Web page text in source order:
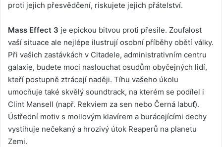
proti jejich přesvědčení, riskujete jejich přátelství.
Mass Effect 3 je epickou bitvou proti přesile. Zoufalost
vaší situace ale nejlépe ilustrují osobní příběhy obětí války.
Při vašich zastávkách v Citadele, administrativním centru
galaxie, budete moci naslouchat osudům obyčejných lidí,
kteří postupně ztrácejí naději. Tíhu vašeho úkolu
umocňuje také skvělý soundtrack, na kterém se podílel i
Clint Mansell (např. Rekviem za sen nebo Černá labuť).
Ústřední motiv s mollovým klavírem a burácejícími dechy
vystihuje nečekaný a hrozivý útok Reaperů na planetu
Zemi.